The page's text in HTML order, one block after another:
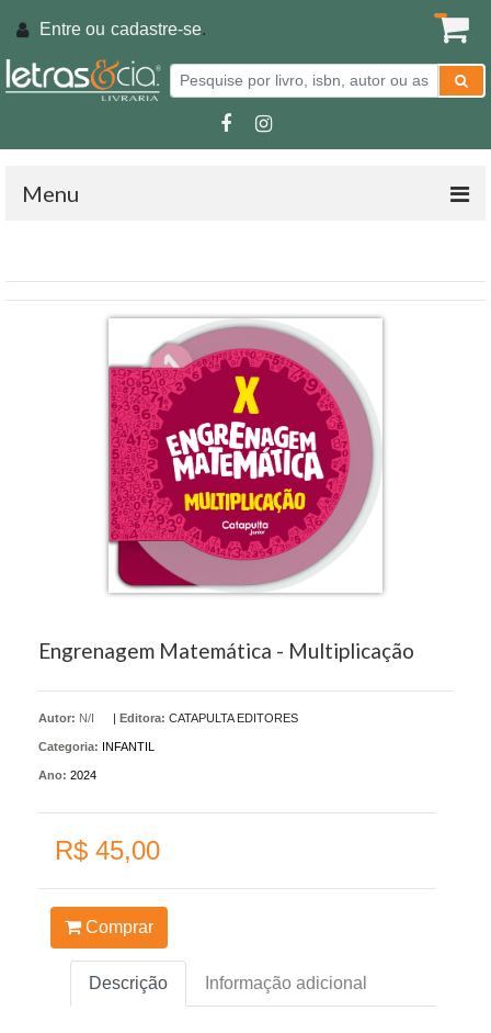
Entre ou cadastre-se.
Menu
Engrenagem Matemática - Multiplicação
Autor: N/I |Editora: CATAPULTA EDITORES
Categoria: INFANTIL
Ano: 2024
R$ 45,00
Comprar
Descrição Informação adicional